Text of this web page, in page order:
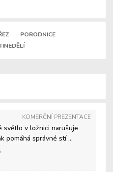
PORODNICE
KOMERČNÍ PREZENTACE
světlo v ložnici narušuje
pomáhá správné stí ...